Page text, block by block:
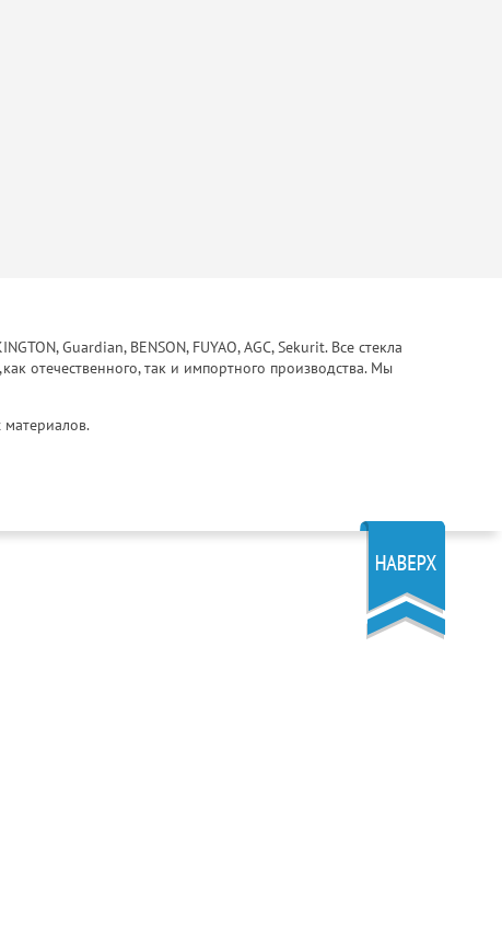
Guardian, BENSON, FUYAO, AGC, Sekurit. Все стекла
отечественного, так и импортного производства. Мы